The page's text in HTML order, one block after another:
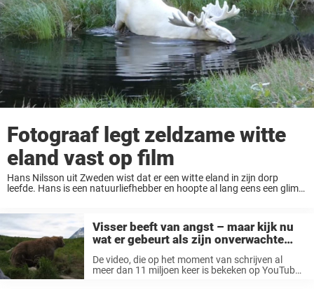
Fotograaf legt zeldzame witte
eland vast op film
Hans Nilsson uit Zweden wist dat er een witte eland in zijn dorp
leefde. Hans is een natuurliefhebber en hoopte al lang eens een glimp
Visser beeft van angst – maar kijk nu
wat er gebeurt als zijn onverwachte
De video, die op het moment van schrijven al
meer dan 11 miljoen keer is bekeken op YouTube,